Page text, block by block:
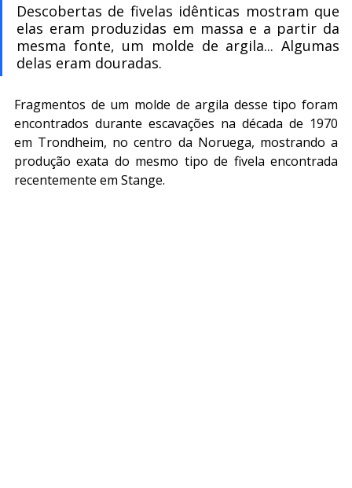
Descobertas de fivelas idênticas mostram que
elas eram produzidas em massa e a partir da
mesma fonte, um molde de argila... Algumas
delas eram douradas.
Fragmentos de um molde de argila desse tipo foram
encontrados durante escavações na década de 1970
em Trondheim, no centro da Noruega, mostrando a
produção exata do mesmo tipo de fivela encontrada
recentemente em Stange.